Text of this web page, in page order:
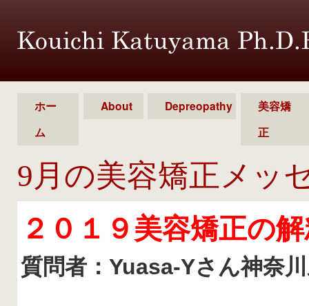
ホー
ム
About Depreopathy
美容矯
正
9月の美容矯正メッ
２０１９美容矯正の
質問者：Yuasa-Yさん神奈